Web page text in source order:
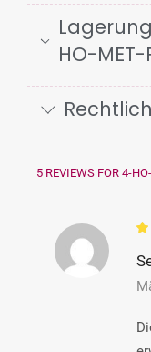
HO-
5 REVIEWS FOR 4-